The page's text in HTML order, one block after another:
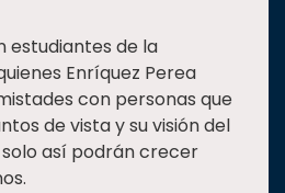
estudiantes de la
Enríquez Perea
con personas que
de vista y su visión del
así podrán crecer